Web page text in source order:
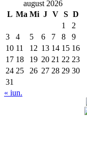
august 2026
L Ma Mi J V S D
1
2
3
4 5 6 7 8
9
10 11 12 13 14 15 16
17 18 19 20 21 22 23
24 25 26 27 28 29 30
31
« iun.